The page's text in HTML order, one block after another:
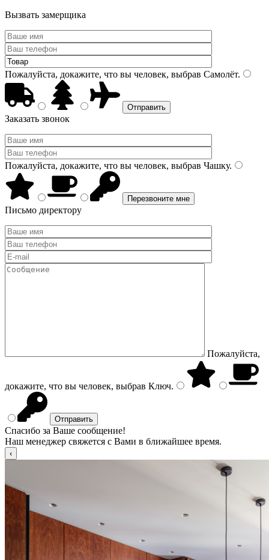
Вызвать замерщика
Пожалуйста, докажите, что вы человек, выбрав Самолёт.
Заказать звонок
Пожалуйста, докажите, что вы человек, выбрав Чашку.
Письмо директору
Пожалуйста,
докажите, что вы человек, выбрав Ключ.
Спасибо за Ваше сообщение!
Наш менеджер свяжется с Вами в ближайшее время.